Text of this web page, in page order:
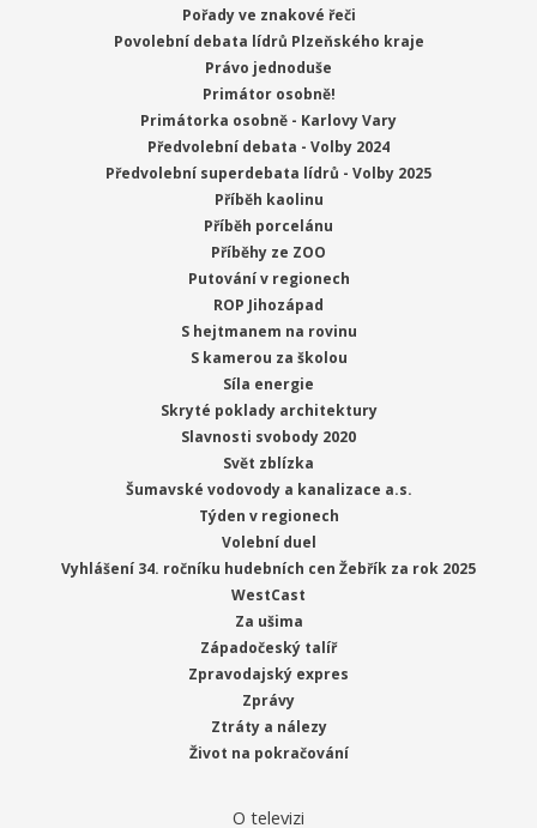
Pořady ve znakové řeči
Povolební debata lídrů Plzeňského kraje
Právo jednoduše
Primátor osobně!
Primátorka osobně - Karlovy Vary
Předvolební debata - Volby 2024
Předvolební superdebata lídrů - Volby 2025
Příběh kaolinu
Příběh porcelánu
Příběhy ze ZOO
Putování v regionech
ROP Jihozápad
S hejtmanem na rovinu
S kamerou za školou
Síla energie
Skryté poklady architektury
Slavnosti svobody 2020
Svět zblízka
Šumavské vodovody a kanalizace a.s.
Týden v regionech
Volební duel
Vyhlášení 34. ročníku hudebních cen Žebřík za rok 2025
WestCast
Za ušima
Západočeský talíř
Zpravodajský expres
Zprávy
Ztráty a nálezy
Život na pokračování
O televizi